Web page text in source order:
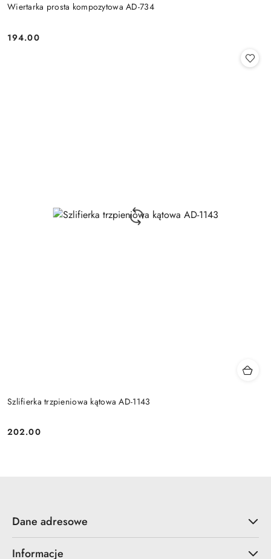
Wiertarka prosta kompozytowa AD-734
Cena:
194.00
Szlifierka trzpieniowa kątowa AD-1143
Cena:
202.00
Dane adresowe
Informacje